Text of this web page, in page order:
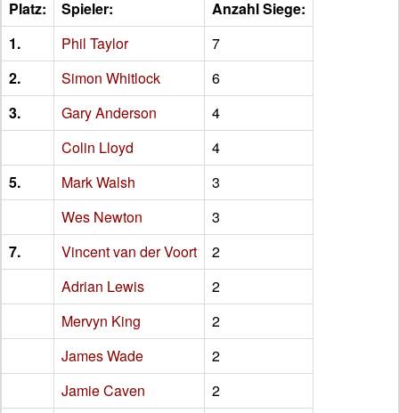
Platz: Spieler:
Anzahl Siege:
1.
Phil Taylor
7
2.
Simon Whitlock
6
3.
Gary Anderson
4
Colin Lloyd
4
5.
Mark Walsh
3
Wes Newton
3
7.
Vincent van der Voort
2
Adrian Lewis
2
Mervyn King
2
James Wade
2
Jamie Caven
2